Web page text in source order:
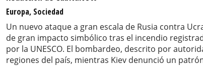
Europa, Sociedad
Un nuevo ataque a gran escala de Rusia contra
de gran impacto simbólico tras el incendio
por la UNESCO. El bombardeo, descrito por
regiones del país, mientras Kiev denunció un